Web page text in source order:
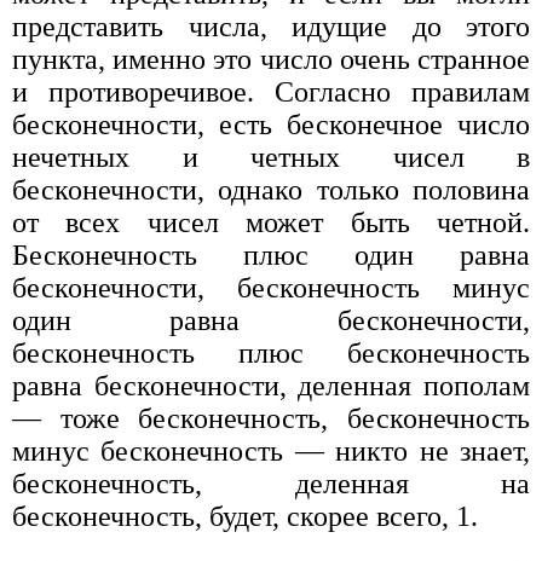
представить числа, идущие до этого
пункта, именно это число очень странное
и противоречивое. Согласно правилам
бесконечности, есть бесконечное число
нечетных и четных чисел в
бесконечности, однако только половина
от всех чисел может быть четной.
Бесконечность плюс один равна
бесконечности, бесконечность минус
один равна бесконечности,
бесконечность плюс бесконечность
равна бесконечности, деленная пополам
— тоже бесконечность, бесконечность
минус бесконечность — никто не знает,
бесконечность, деленная на
бесконечность, будет, скорее всего, 1.